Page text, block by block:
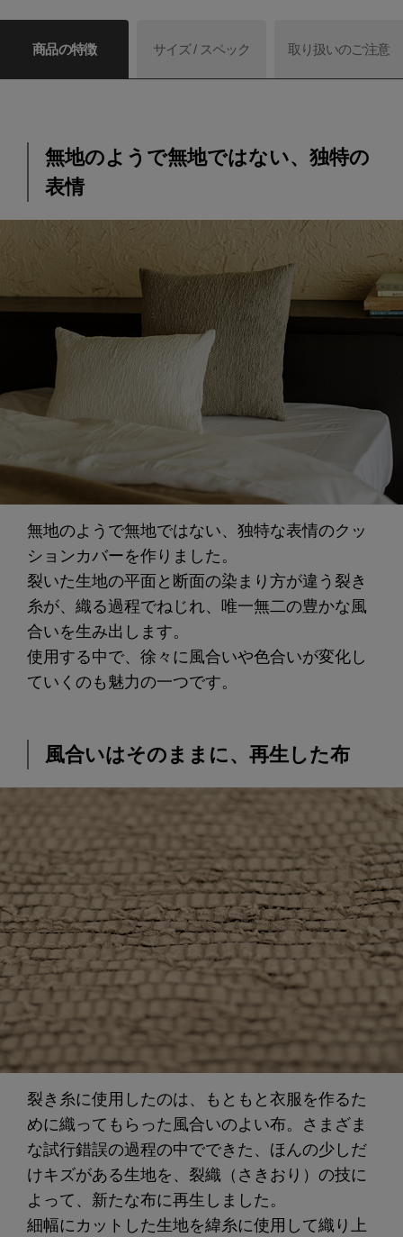
商品の特徴 サイズ / スペック 取り扱いのご注意
無地のようで無地ではない、独特の
表情
無地のようで無地ではない、独特な表情のクッ
ションカバーを作りました。
裂いた生地の平面と断面の染まり方が違う裂き
糸が、織る過程でねじれ、唯一無二の豊かな風
合いを生み出します。
使用する中で、徐々に風合いや色合いが変化し
ていくのも魅力の一つです。
風合いはそのままに、再生した布
裂き糸に使用したのは、もともと衣服を作るた
めに織ってもらった風合いのよい布。さまざま
な試行錯誤の過程の中でできた、ほんの少しだ
けキズがある生地を、裂織（さきおり）の技に
よって、新たな布に再生しました。
細幅にカットした生地を緯糸に使用して織り上